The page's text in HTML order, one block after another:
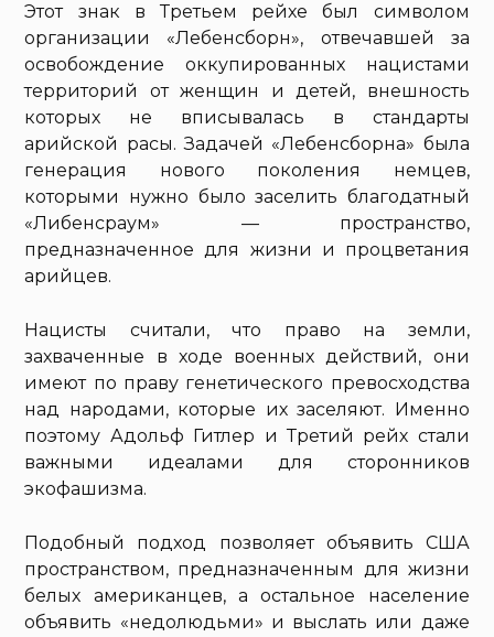
Этот знак в Третьем рейхе был символом
организации «Лебенсборн», отвечавшей за
освобождение оккупированных нацистами
территорий от женщин и детей, внешность
которых не вписывалась в стандарты
арийской расы. Задачей «Лебенсборна» была
генерация нового поколения немцев,
которыми нужно было заселить благодатный
«Либенсраум» — пространство,
предназначенное для жизни и процветания
арийцев.
Нацисты считали, что право на земли,
захваченные в ходе военных действий, они
имеют по праву генетического превосходства
над народами, которые их заселяют. Именно
поэтому Адольф Гитлер и Третий рейх стали
важными идеалами для сторонников
экофашизма.
Подобный подход позволяет объявить США
пространством, предназначенным для жизни
белых американцев, а остальное население
объявить «недолюдьми» и выслать или даже